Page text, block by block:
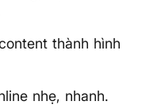
thành hình
nhẹ, nhanh.